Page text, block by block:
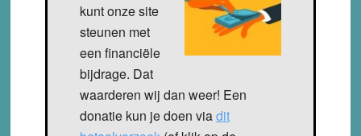
kunt onze site
steunen met
een financiële
bijdrage. Dat
waarderen wij dan weer! Een
donatie kun je doen viadit